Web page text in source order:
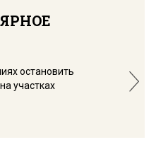
остановить
участках